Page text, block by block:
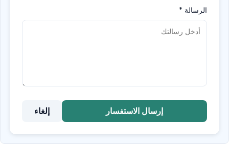
الرسالة *
إرسال الاستفسار إلغاء